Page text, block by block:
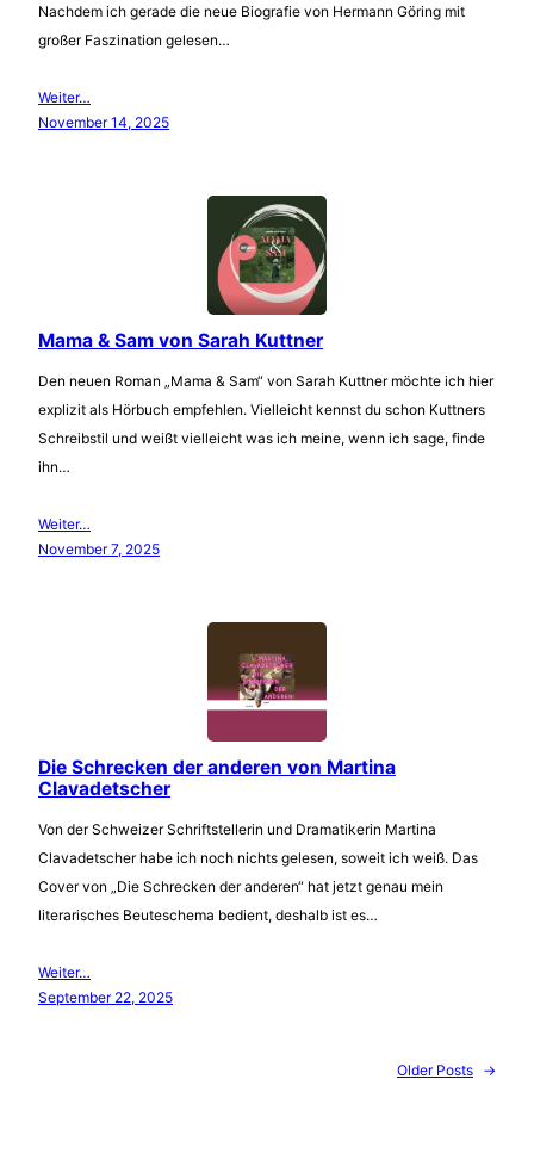
Nachdem ich gerade die neue Biografie von Hermann Göring mit
großer Faszination gelesen…
Weiter…
November 14, 2025
Mama & Sam von Sarah Kuttner
Den neuen Roman „Mama & Sam“ von Sarah Kuttner möchte ich hier
explizit als Hörbuch empfehlen. Vielleicht kennst du schon Kuttners
Schreibstil und weißt vielleicht was ich meine, wenn ich sage, finde
ihn…
Weiter…
November 7, 2025
Die Schrecken der anderen von Martina
Clavadetscher
Von der Schweizer Schriftstellerin und Dramatikerin Martina
Clavadetscher habe ich noch nichts gelesen, soweit ich weiß. Das
Cover von „Die Schrecken der anderen“ hat jetzt genau mein
literarisches Beuteschema bedient, deshalb ist es…
Weiter…
September 22, 2025
Older Posts →